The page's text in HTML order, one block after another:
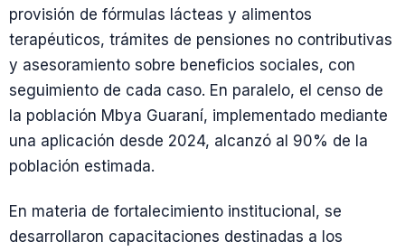
provisión de fórmulas lácteas y alimentos
terapéuticos, trámites de pensiones no contributivas
y asesoramiento sobre beneficios sociales, con
seguimiento de cada caso. En paralelo, el censo de
la población Mbya Guaraní, implementado mediante
una aplicación desde 2024, alcanzó al 90% de la
población estimada.
En materia de fortalecimiento institucional, se
desarrollaron capacitaciones destinadas a los